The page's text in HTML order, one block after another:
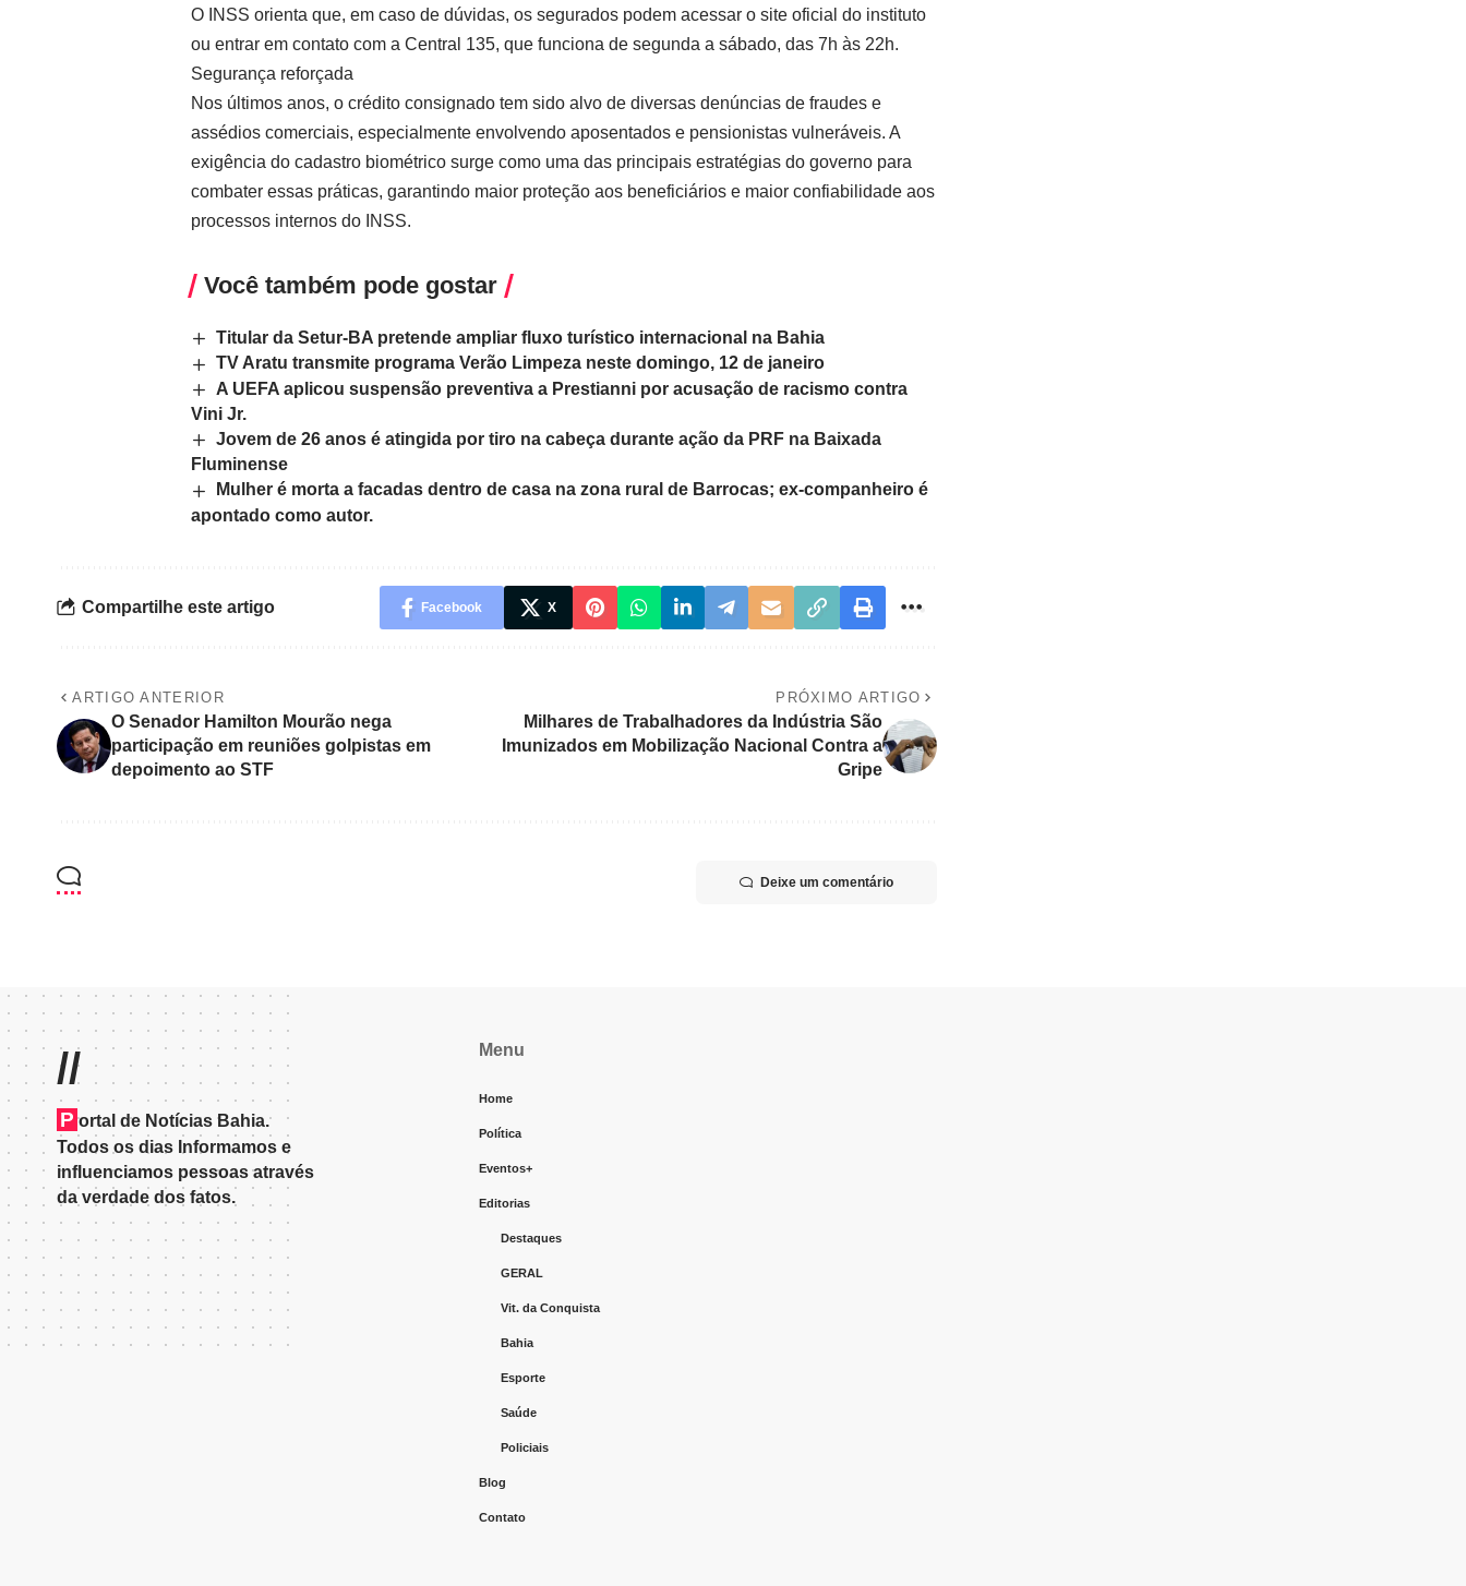
O INSS orienta que, em caso de dúvidas, os segurados podem acessar o site oficial do instituto
ou entrar em contato com a Central 135, que funciona de segunda a sábado, das 7h às 22h.
Segurança reforçada
Nos últimos anos, o crédito consignado tem sido alvo de diversas denúncias de fraudes e
assédios comerciais, especialmente envolvendo aposentados e pensionistas vulneráveis. A
exigência do cadastro biométrico surge como uma das principais estratégias do governo para
combater essas práticas, garantindo maior proteção aos beneficiários e maior confiabilidade aos
processos internos do INSS.
Você também pode gostar
Titular da Setur-BA pretende ampliar fluxo turístico internacional na Bahia
TV Aratu transmite programa Verão Limpeza neste domingo, 12 de janeiro
A UEFA aplicou suspensão preventiva a Prestianni por acusação de racismo contra
Vini Jr.
Jovem de 26 anos é atingida por tiro na cabeça durante ação da PRF na Baixada
Fluminense
Mulher é morta a facadas dentro de casa na zona rural de Barrocas; ex-companheiro é
apontado como autor.
Compartilhe este artigo Facebook X
ARTIGO ANTERIOR
O Senador Hamilton Mourão nega
participação em reuniões golpistas em
depoimento ao STF
PRÓXIMO ARTIGO
Milhares de Trabalhadores da Indústria São
Imunizados em Mobilização Nacional Contra a
Gripe
Deixe um comentário
//
P ortal de Notícias Bahia.
Todos os dias Informamos e
influenciamos pessoas através
da verdade dos fatos.
Menu
Home
Política
Eventos+
Editorias
Destaques
GERAL
Vit. da Conquista
Bahia
Esporte
Saúde
Policiais
Blog
Contato